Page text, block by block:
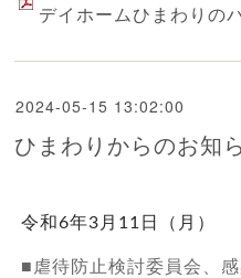
デイホームひまわりの
2024-05-15 13:02:00
ひまわりからのお知
令和6年3月11日（月）
■虐待防止検討委員会、